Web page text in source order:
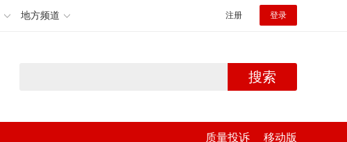
地方频道 注册 登录
搜索
质量投诉 移动版